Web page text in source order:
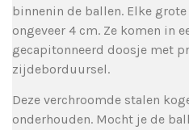
binnenin de ballen. Elke
ongeveer 4 cm. Ze komen in
gecapitonneerd doosje met
zijdeborduursel.
Deze verchroomde stalen
onderhouden. Mocht je de